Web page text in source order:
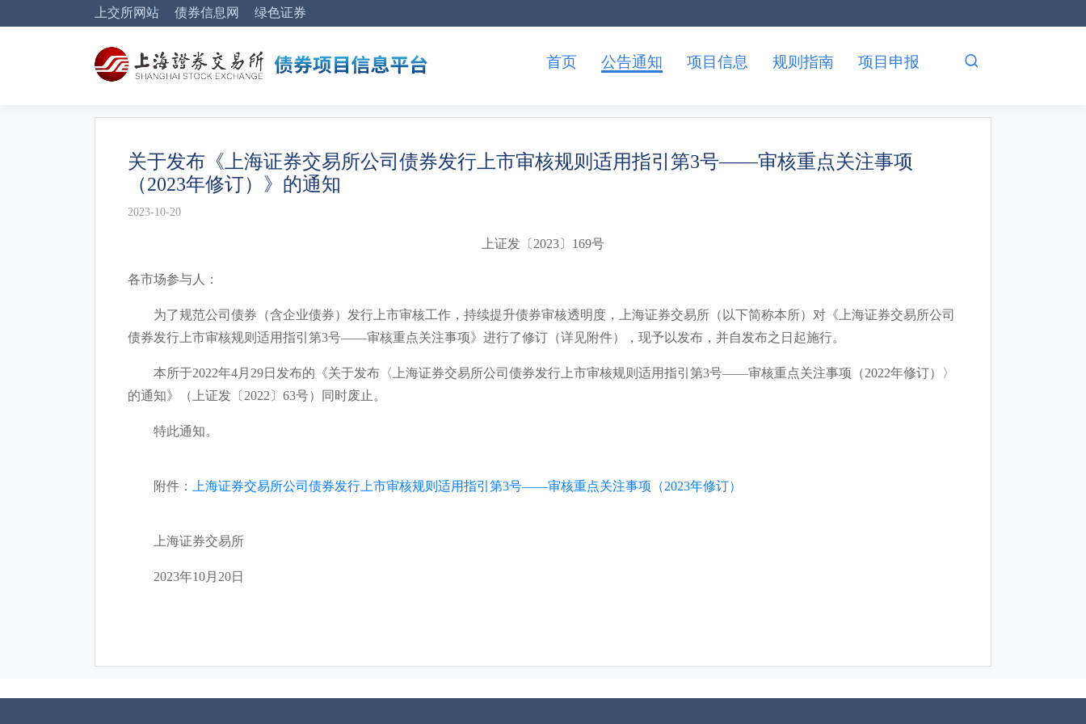
上交所网站 债券信息网 绿色证券
首页 公告通知 项目信息 规则指南 项目申报
关于发布《上海证券交易所公司债券发行上市审核规则适用指引第3号——审核重点关注事项
（2023年修订）》的通知
2023-10-20
上证发〔2023〕169号
各市场参与人：
为了规范公司债券（含企业债券）发行上市审核工作，持续提升债券审核透明度，上海证券交易所（以下简称本所）对《上海证券交易所公司
债券发行上市审核规则适用指引第3号——审核重点关注事项》进行了修订（详见附件），现予以发布，并自发布之日起施行。
本所于2022年4月29日发布的《关于发布〈上海证券交易所公司债券发行上市审核规则适用指引第3号——审核重点关注事项（2022年修订）〉
的通知》（上证发〔2022〕63号）同时废止。
特此通知。
附件： 上海证券交易所公司债券发行上市审核规则适用指引第3号——审核重点关注事项（2023年修订）
上海证券交易所
2023年10月20日